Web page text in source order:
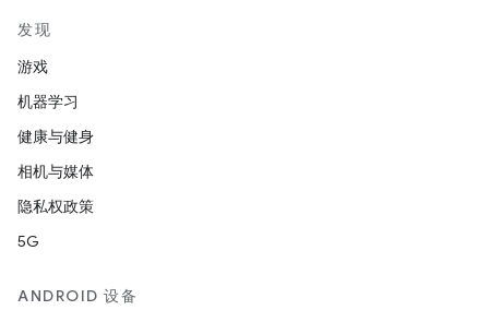
发现
游戏
机器学习
健康与健身
相机与媒体
隐私权政策
5G
ANDROID 设备